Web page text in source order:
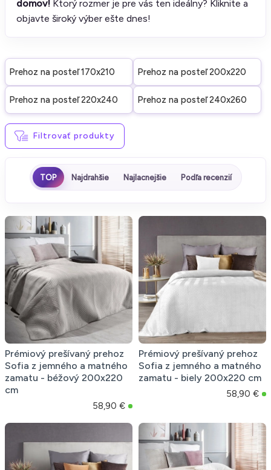
domov! Ktorý rozmer je pre vás ten ideálny? Kliknite a
objavte široký výber ešte dnes!
Prehoz na posteľ 170x210 Prehoz na posteľ 200x220
Prehoz na posteľ 220x240 Prehoz na posteľ 240x260
Filtrovať produkty
TOP Najdrahšie Najlacnejšie Podľa recenzií
Prémiový prešívaný prehoz
Sofia z jemného a matného
zamatu - béžový 200x220
cm
58,90 €
Prémiový prešívaný prehoz
Sofia z jemného a matného
zamatu - biely 200x220 cm
58,90 €